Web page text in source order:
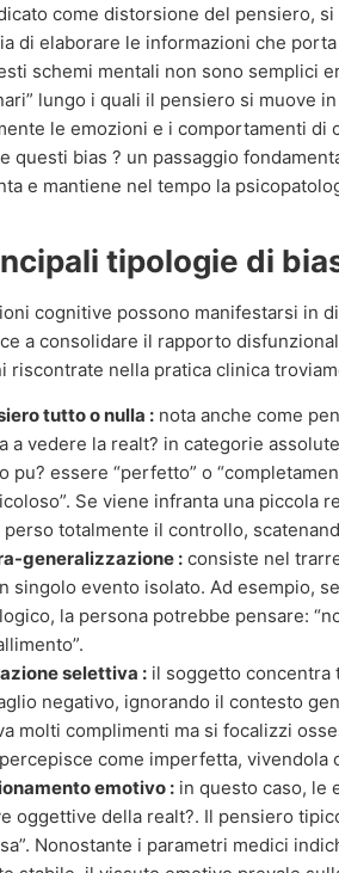
come distorsione del pensiero,
di elaborare le informazioni che
schemi mentali non sono semplici
lungo i quali il pensiero si muove
le emozioni e i comportamenti di
questi bias ? un passaggio
e mantiene nel tempo la
tipologie di
cognitive possono manifestarsi in
a consolidare il rapporto
riscontrate nella pratica clinica
tutto o nulla : nota anche come
a vedere la realt? in categorie
pu? essere “perfetto” o
Se viene infranta una piccola
perso totalmente il controllo,
generalizzazione : consiste nel
singolo evento isolato. Ad esempio,
la persona potrebbe pensare:
selettiva : il soggetto concentra
negativo, ignorando il contesto
molti complimenti ma si focalizzi
come imperfetta, vivendola
emotivo : in questo caso, le
oggettive della realt?. Il pensiero
Nonostante i parametri medici